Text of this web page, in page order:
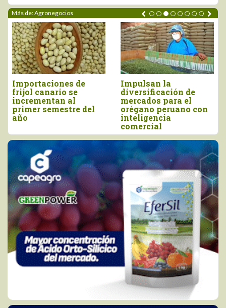
Más de: Agronegocios
de
se
al
semestre del
Impulsan la
diversificación de
mercados para el
orégano peruano con
inteligencia
comercial
y junio